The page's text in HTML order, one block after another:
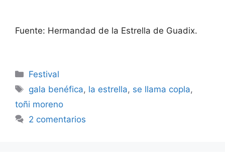
Fuente: Hermandad de la Estrella de Guadix.
Categorías
Festival
Etiquetas
gala benéfica, la estrella, se llama copla,
toñi moreno
2 comentarios